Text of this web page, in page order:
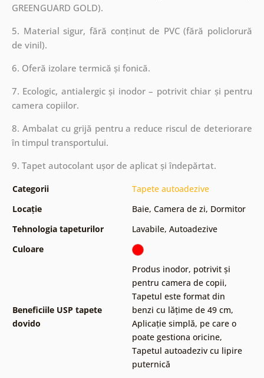
GREENGUARD GOLD).
5. Material sigur, fără conținut de PVC (fără policlorură
de vinil).
6. Oferă izolare termică și fonică.
7. Ecologic, antialergic și inodor – potrivit chiar și pentru
camera copiilor.
8. Ambalat cu grijă pentru a reduce riscul de deteriorare
în timpul transportului.
9. Tapet autocolant ușor de aplicat și îndepărtat.
Categorii
Tapete autoadezive
Locație
Baie, Camera de zi, Dormitor
Tehnologia tapeturilor
Lavabile, Autoadezive
Culoare
Beneficiile USP tapete
dovido
Produs inodor, potrivit și
pentru camera de copii,
Tapetul este format din
benzi cu lățime de 49 cm,
Aplicație simplă, pe care o
poate gestiona oricine,
Tapetul autoadeziv cu lipire
puternică